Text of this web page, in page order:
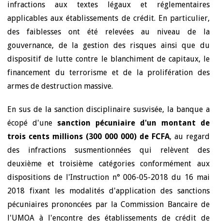
infractions aux textes légaux et réglementaires
applicables aux établissements de crédit. En particulier,
des faiblesses ont été relevées au niveau de la
gouvernance, de la gestion des risques ainsi que du
dispositif de lutte contre le blanchiment de capitaux, le
financement du terrorisme et de la prolifération des
armes de destruction massive.
En sus de la sanction disciplinaire susvisée, la banque a
écopé d'une sanction pécuniaire d'un montant de
trois cents millions (300 000 000) de FCFA, au regard
des infractions susmentionnées qui relèvent des
deuxième et troisième catégories conformément aux
dispositions de l'Instruction n° 006-05-2018 du 16 mai
2018 fixant les modalités d'application des sanctions
pécuniaires prononcées par la Commission Bancaire de
l'UMOA à l'encontre des établissements de crédit de